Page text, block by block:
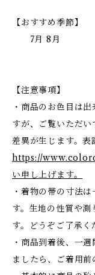
【おすすめ季節】
7月 8月
【注意事項】
・商品のお色目は
すが、ご覧いただ
差異が生じます。表
https://
い申し上げます。
・着物の帯の寸法
す。生地の性質や
す。どうぞご了承く
・商品到着後、一
ましたら、ご着用前